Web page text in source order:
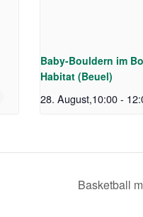
Baby-Bouldern im
Habitat (Beuel)
28. August,10:00 -
Basketball